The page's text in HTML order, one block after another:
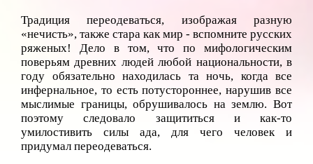
Традиция переодеваться, изображая разную
«нечисть», также стара как мир - вспомните русских
ряженых! Дело в том, что по мифологическим
поверьям древних людей любой национальности, в
году обязательно находилась та ночь, когда все
инфернальное, то есть потустороннее, нарушив все
мыслимые границы, обрушивалось на землю. Вот
поэтому следовало защититься и как-то
умилостивить силы ада, для чего человек и
придумал переодеваться.